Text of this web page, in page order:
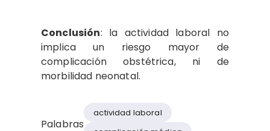
Conclusión: la actividad laboral no
implica un riesgo mayor de
complicación obstétrica, ni de
morbilidad neonatal.
Palabras
actividad laboral